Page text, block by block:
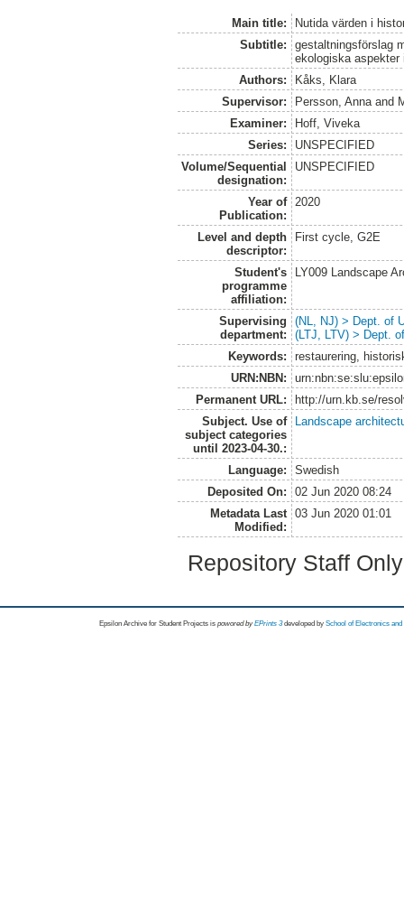
Main title:
Nutida värden i
Subtitle:
gestaltningsförslag
ekologiska aspekter
Authors:
Kåks, Klara
Supervisor:
Persson, Anna and
Examiner:
Hoff, Viveka
Series:
UNSPECIFIED
Volume/Sequential
designation:
UNSPECIFIED
Year of
Publication:
2020
Level and depth
descriptor:
First cycle, G2E
Student's
programme
affiliation:
LY009 Landscape
Supervising
department:
(NL, NJ) > Dept. of
(LTJ, LTV) > Dept.
Keywords:
restaurering,
URN:NBN:
Permanent URL:
http://urn.kb.se/
Subject. Use of
subject categories
until 2023-04-30.:
Landscape
Language:
Swedish
Deposited On:
02 Jun 2020 08:24
Metadata Last
Modified:
03 Jun 2020 01:01
Repository Staff
Epsilon Archive for Student Projects is powored byEPrints 3 developed by School of Electronics